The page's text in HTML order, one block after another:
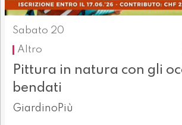
Sabato 20
Altro
Pittura in natura con gli
bendati
GiardinoPiù